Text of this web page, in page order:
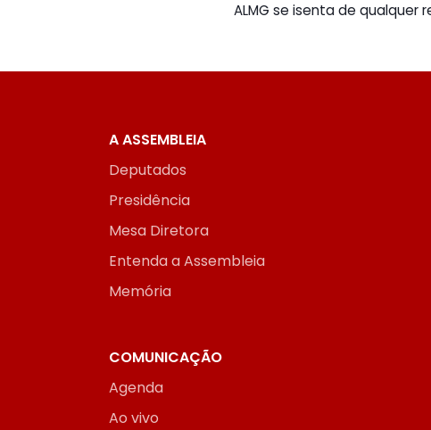
ALMG se isenta de qualquer
A ASSEMBLEIA
Deputados
Presidência
Mesa Diretora
Entenda a Assembleia
Memória
COMUNICAÇÃO
Agenda
Ao vivo